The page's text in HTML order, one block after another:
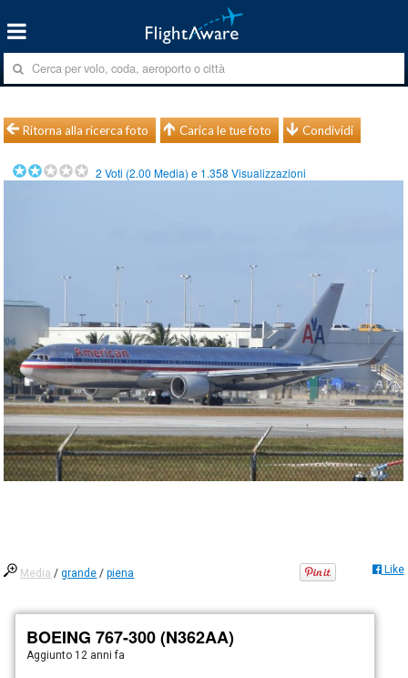
Ritorna alla ricerca foto Carica le tue foto Condividi
2 Voti (2.00 Media) e 1.358 Visualizzazioni
Media /grande /piena Like
BOEING 767-300 (N362AA)
Aggiunto 12 anni fa